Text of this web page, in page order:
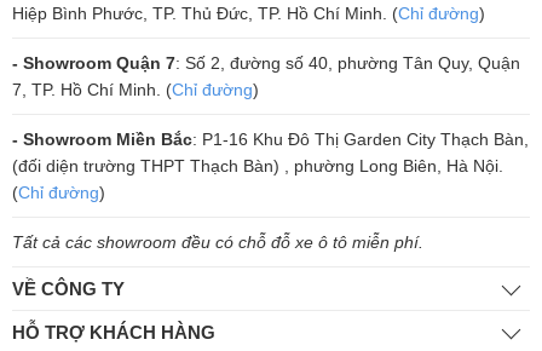
Kết Nối Linh Hoạt
: Harman Kardon Invoke hỗ trợ kết nối không dây
như điện thoại, máy tính bảng và laptop. Loa còn được trang bị cổng
Micro-USB cho việc nâng cấp dịch vụ.
Hiệp Bình Phước, TP. Thủ Đức, TP. Hồ Chí Minh. (Chỉ đường)
- Showroom Quận 7: Số 2, đường số 40, phường Tân Quy, Quận
7, TP. Hồ Chí Minh. (Chỉ đường)
- Showroom Miền Bắc: P1-16 Khu Đô Thị Garden City Thạch Bàn,
(đối diện trường THPT Thạch Bàn) , phường Long Biên, Hà Nội.
(Chỉ đường)
Tất cả các showroom đều có chỗ đỗ xe ô tô miễn phí.
VỀ CÔNG TY
HỖ TRỢ KHÁCH HÀNG